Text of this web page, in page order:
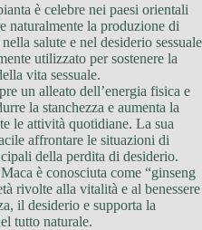
è celebre nei paesi orientali
naturalmente la produzione di
salute e nel desiderio sessuale
utilizzato per sostenere la
vita sessuale.
un alleato dell’energia fisica e
la stanchezza e aumenta la
le attività quotidiane. La sua
affrontare le situazioni di
della perdita di desiderio.
è conosciuta come “ginseng
rivolte alla vitalità e al benessere
il desiderio e supporta la
tutto naturale.